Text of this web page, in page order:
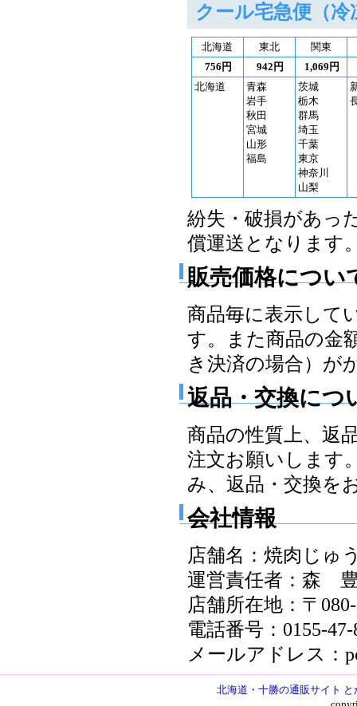
クール宅急便（冷
北海道 東北
関東
756円
942円 1,069円
北海道
青森
岩手
秋田
宮城
山形
福島
茨城
栃木
群馬
埼玉
千葉
東京
神奈川
山梨
紛失・破損があっ
償運送となります
販売価格につい
商品毎に表示して
す。また商品の金
き決済の場合）が
返品・交換につ
商品の性質上、返
注文お願いします
み、返品・交換を
会社情報
店舗名：焼肉じゅ
運営責任者：森
店舗所在地：〒
電話番号：0155-47-
メールアドレス：
北海道・十勝の通販サイト と